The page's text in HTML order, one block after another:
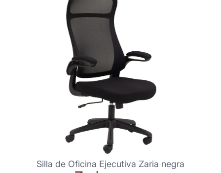
Silla de Oficina Ejecutiva Zaria negra